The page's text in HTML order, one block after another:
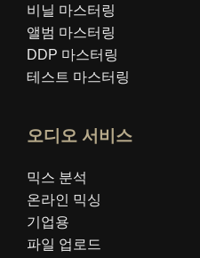
비닐 마스터링
앨범 마스터링
DDP 마스터링
테스트 마스터링
오디오 서비스
믹스 분석
온라인 믹싱
기업용
파일 업로드